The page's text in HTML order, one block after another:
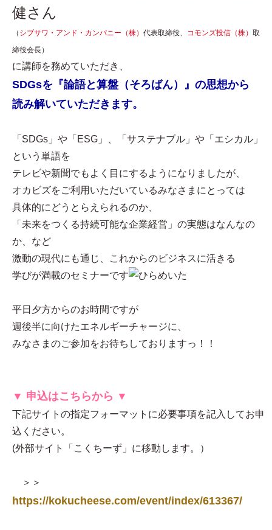
健さん
（ シブサワ・アンド・カンパニー（株） 代表取締役、 コモンズ投信（株） 取
締役会長）
に講師を務めていただき、
SDGsを『論語と算盤（そろばん）』の思想から
読み解いていただきます。
「SDGs」や「ESG」、「サステナブル」や「エシカル」
という単語を
テレビや新聞でもよく目にするようになりましたが、
オカビズをご利用いただいているみなさまにとっては
具体的にどうとらえられるのか、
「未来をつくる持続可能な企業経営」の実態はなんなの
か、など
激動の現代にも通じ、これからのビジネスに活きる
学びが満載のセミナーです
平日夕方からのお時間ですが
週後半に向けたエネルギーチャージに、
みなさまのご参加をお待ちしておりますっ！！
▼ 申込はこちらから ▼
下記サイトの指定フォーマットに必要事項を記入してお申
込ください。
(外部サイト「こくちーず」に移動します。）
＞＞
https://kokucheese.com/event/index/613367/